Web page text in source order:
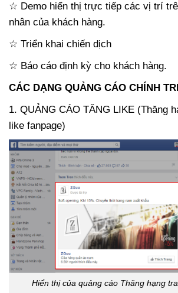
☆ Demo hiển thị trực tiếp các vị trí
nhân của khách hàng.
☆ Triển khai chiến dịch
☆ Báo cáo định kỳ cho khách hàng.
CÁC DẠNG QUẢNG CÁO CHÍNH
1. QUẢNG CÁO TĂNG LIKE (Thăng
like fanpage)
Hiển thị của quảng cáo Thăng hạng